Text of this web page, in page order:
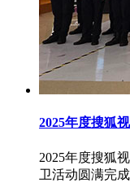
2025年度搜狐
2025年度搜狐
卫活动圆满完